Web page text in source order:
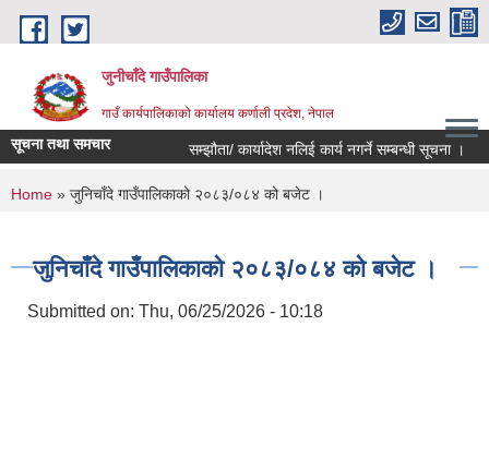
Skip to main content
जुनीचाँदे गाउँपालिका
गाउँ कार्यपालिकाको कार्यालय कर्णाली प्रदेश, नेपाल
सूचना तथा समचार सम्झौता/ कार्यादेश नलिई कार्य नगर्ने सम्बन्धी सूचना ।
You are here
Home » जुनिचाँदे गाउँपालिकाको २०८३/०८४ को बजेट ।
जुनिचाँदे गाउँपालिकाको २०८३/०८४ को बजेट ।
Submitted on: Thu, 06/25/2026 - 10:18